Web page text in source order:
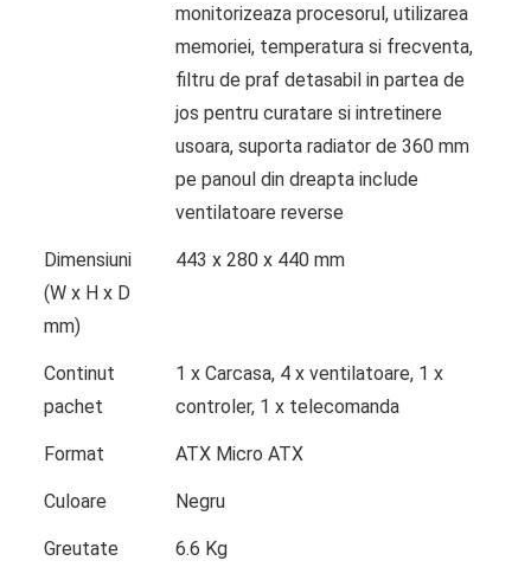
monitorizeaza procesorul, utilizarea
memoriei, temperatura si frecventa,
filtru de praf detasabil in partea de
jos pentru curatare si intretinere
usoara, suporta radiator de 360 mm
pe panoul din dreapta include
ventilatoare reverse
Dimensiuni
(W x H x D
mm)
443 x 280 x 440 mm
Continut
pachet
1 x Carcasa, 4 x ventilatoare, 1 x
controler, 1 x telecomanda
Format ATX Micro ATX
Culoare Negru
Greutate
6.6 Kg